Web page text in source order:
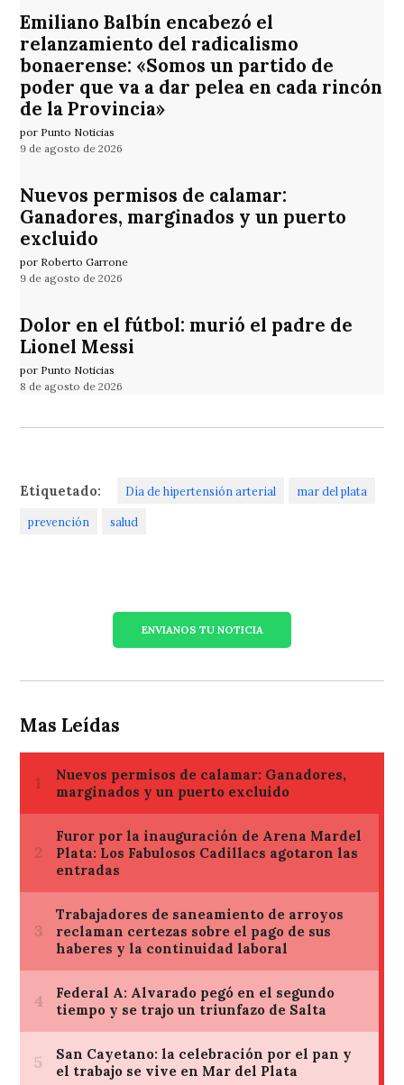
Emiliano Balbín encabezó el
relanzamiento del radicalismo
bonaerense: «Somos un partido de
poder que va a dar pelea en cada rincón
de la Provincia»
por Punto Noticias
9 de agosto de 2026
Nuevos permisos de calamar:
Ganadores, marginados y un puerto
excluido
por Roberto Garrone
9 de agosto de 2026
Dolor en el fútbol: murió el padre de
Lionel Messi
por Punto Noticias
8 de agosto de 2026
Etiquetado: Día de hipertensión arterial mar del plata
prevención salud
ENVIANOS TU NOTICIA
Mas Leídas